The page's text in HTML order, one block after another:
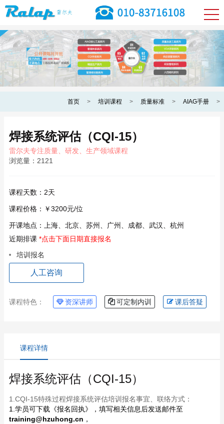
首页 > 培训课程 > 质量标准 > AIAG手册 >
焊接系统评估（CQI-15）
雷尔夫专注质量、研发、生产领域课程
浏览量： 2121
课程天数： 2天
课程价格： ￥3200元/位
开课地点：
上海、北京、苏州、广州、成都、武汉、杭州
近期排课 *点击下面日期直接报名
培训报名
人工咨询
课程特色： 资深讲师 可定制内训 课后答疑
课程详情
焊接系统评估（CQI-15）
1.CQI-15特殊过程焊接系统评估培训报名事宜、联络方式：
1.学员可下载《报名回执》，填写相关信息后发送邮件至
training@hzuhong.cn ，